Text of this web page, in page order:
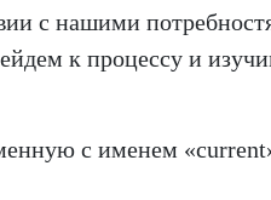
с нашими
к процессу и
с именем